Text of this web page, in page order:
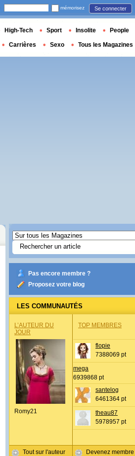
Pas encore membre ?
Proposez votre blog
LES COMMUNAUTÉS
L’AUTEUR DU
JOUR
Romy21
Tout sur l'auteur
TOP MEMBRES
flopie
7388069 pt
mega
6939868 pt
santelog
6461364 pt
theau87
5978957 pt
Devenez membre
mémorisez Se connecter
High-Tech Sport Insolite People
Carrières Sexo Tous les Magazines